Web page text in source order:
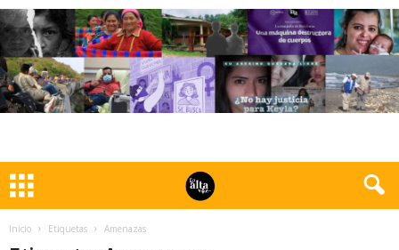
Inicio Etiquetas Amenazas